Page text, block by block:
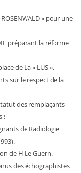
» pour une
préparant la réforme
de La « LUS ».
sur le respect de la
des remplaçants
!
de Radiologie
de H Le Guern.
des échographistes